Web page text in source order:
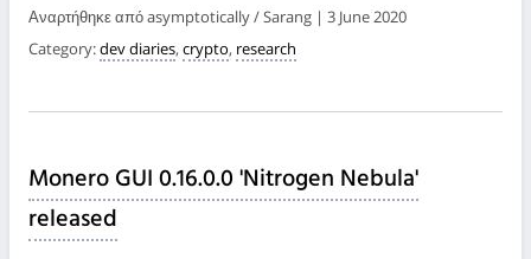
Αναρτήθηκε από asymptotically / Sarang | 3 June 2020
Category:dev diaries, crypto, research
Monero GUI 0.16.0.0 'Nitrogen Nebula'
released